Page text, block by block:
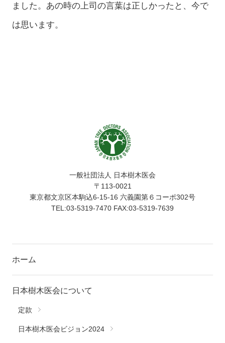
ました。あの時の上司の言葉は正しかったと、今で
は思います。
一般社団法人 日本樹木医会
〒113-0021
東京都文京区本駒込6-15-16 六義園第６コーポ302号
TEL:03-5319-7470 FAX:03-5319-7639
ホーム
日本樹木医会について
定款
日本樹木医会ビジョン2024